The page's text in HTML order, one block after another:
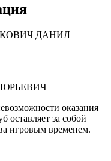
ДАНИЛ
оказания
оставляет за собой
игровым временем.